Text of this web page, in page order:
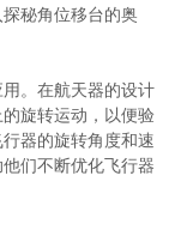
秘角位移台的奥
。在航天器的设计
旋转运动，以便验
器的旋转角度和速
们不断优化飞行器